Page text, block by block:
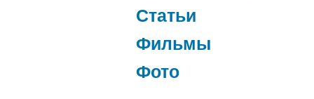
Статьи
Фильмы
Фото